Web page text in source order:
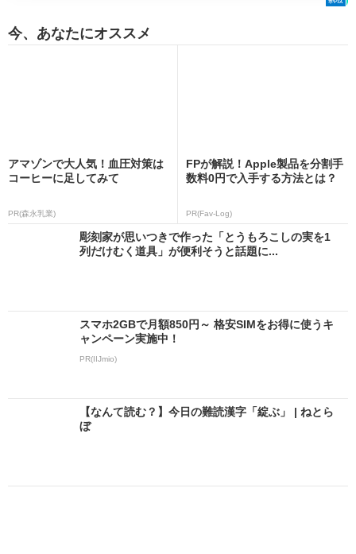
今、あなたにオススメ
アマゾンで大人気！血圧対策は
コーヒーに足してみて
PR(森永乳業)
FPが解説！Apple製品を分割手
数料0円で入手する方法とは？
PR(Fav-Log)
彫刻家が思いつきで作った「とうもろこしの実を1
列だけむく道具」が便利そうと話題に...
スマホ2GBで月額850円～ 格安SIMをお得に使うキ
ャンペーン実施中！
PR(IIJmio)
【なんて読む？】今日の難読漢字「綻ぶ」 | ねとら
ぼ